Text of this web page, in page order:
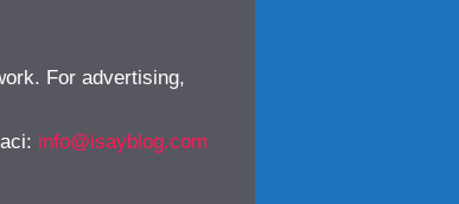
For advertising,
: info@isayblog.com